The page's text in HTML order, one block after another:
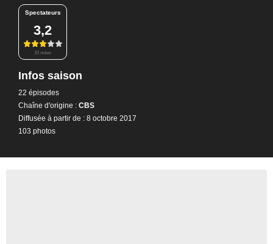
Spectateurs
3,2
10 notes
Infos saison
22 épisodes
Chaîne d'origine : CBS
Diffusée à partir de : 8 octobre 2017
103 photos